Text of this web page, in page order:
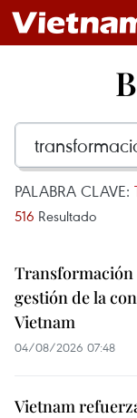
PALABRA CLAVE:
516 Resultado
gestión de la
Vietnam
04/08/2026 07:48
Vietnam